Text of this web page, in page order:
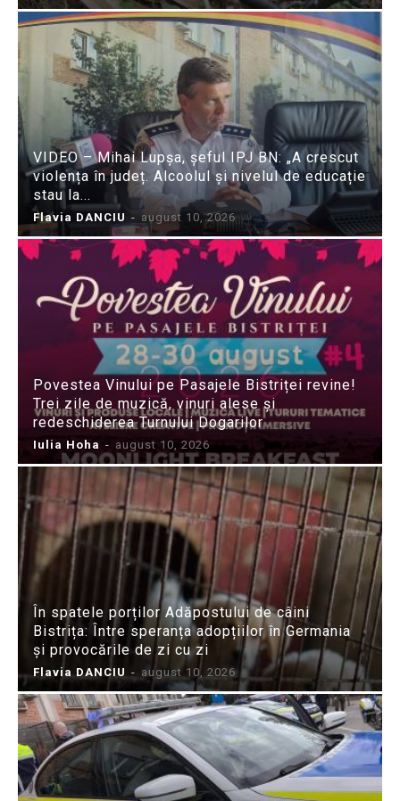
VIDEO – Mihai Lupșa, șeful IPJ BN: „A crescut
violența în județ. Alcoolul și nivelul de educație
stau la...
Flavia DANCIU - august 10, 2026
Povestea Vinului pe Pasajele Bistriței revine!
Trei zile de muzică, vinuri alese și
redeschiderea Turnului Dogarilor
Iulia Hoha - august 10, 2026
În spatele porților Adăpostului de câini
Bistrița: Între speranța adopțiilor în Germania
și provocările de zi cu zi
Flavia DANCIU - august 10, 2026